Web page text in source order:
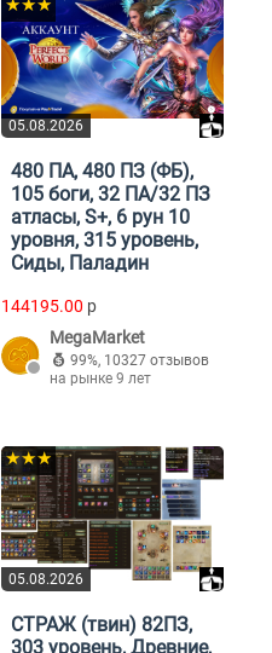
05.08.2026
★★★
480 ПА, 480 ПЗ (ФБ),
105 боги, 32 ПА/32 ПЗ
атласы, S+, 6 рун 10
уровня, 315 уровень,
Сиды, Паладин
144195.00 p
MegaMarket
99%, 10327 отзывов
на рынке 9 лет
05.08.2026
★★★
СТРАЖ (твин) 82ПЗ,
303 уровень, Древние,